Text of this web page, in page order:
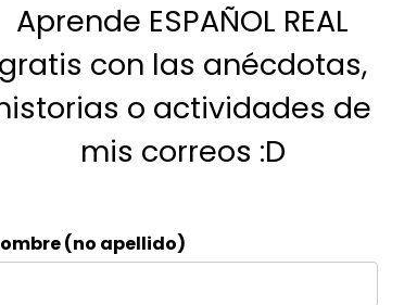
Aprende ESPAÑOL REAL
gratis con las anécdotas,
o actividades de
mis correos :D
(no apellido)